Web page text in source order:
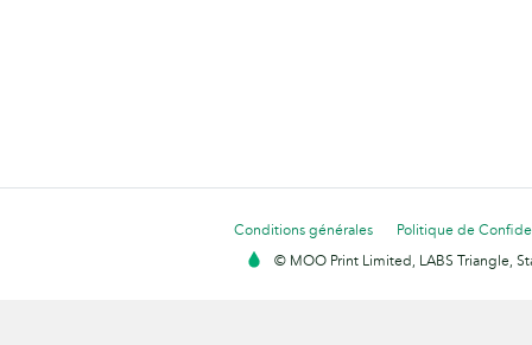
Conditions générales
Politique de
© MOO Print Limited, LABS Triangle,